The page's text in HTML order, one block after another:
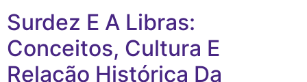
Surdez E A Libras:
Conceitos, Cultura E
Relação Histórica Da